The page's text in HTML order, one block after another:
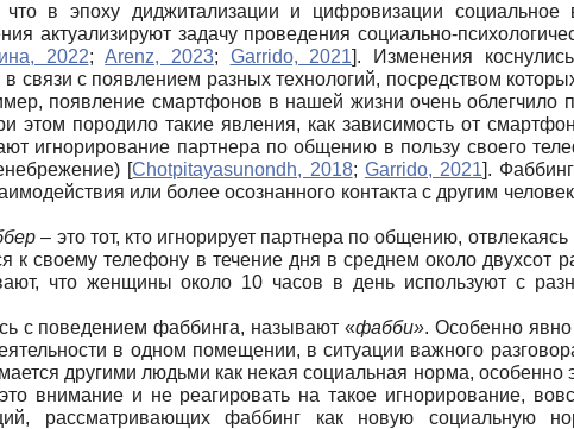
в эпоху диджитализации и цифровизации социальное
актуализируют задачу проведения социально-
2022;Arenz, 2023; Garrido, 2021]. Изменения
связи с появлением разных технологий, посредством
появление смартфонов в нашей жизни очень облегчило
породило такие явления, как зависимость от
игнорирование партнера по общению в пользу своего
[Chotpitayasunondh, 2018; Garrido, 2021].
или более осознанного контакта с другим
– это тот, кто игнорирует партнера по общению,
своему телефону в течение дня в среднем около двухсот
что женщины около 10 часов в день используют с
с поведением фаббинга, называют «фабби». Особенно
в одном помещении, в ситуации важного
другими людьми как некая социальная норма, особенно
внимание и не реагировать на такое игнорирование,
рассматривающих фаббинг как новую социальную